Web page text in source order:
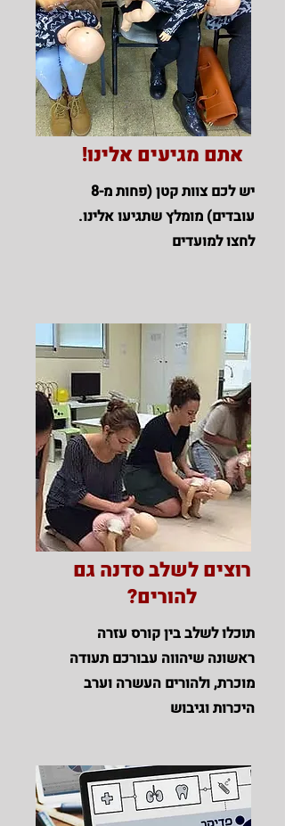
אתם מגיעים אלינו!
יש לכם צוות קטן (פחות מ-8
עובדים) מומלץ שתגיעו אלינו.
לחצו למועדים
רוצים לשלב סדנה גם
להורים?
תוכלו לשלב בין קורס עזרה
ראשונה שיהווה עבורכם תעודה
מוכרת, ולהורים העשרה וערב
היכרות וגיבוש